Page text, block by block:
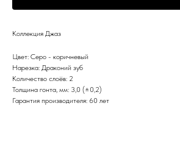
Коллекция Джаз
Цвет: Cеро - коричневый
Нарезка: Драконий зуб
Количество слоёв: 2
Толщина гонта, мм: 3,0 (±0,2)
Гарантия производителя: 60 лет